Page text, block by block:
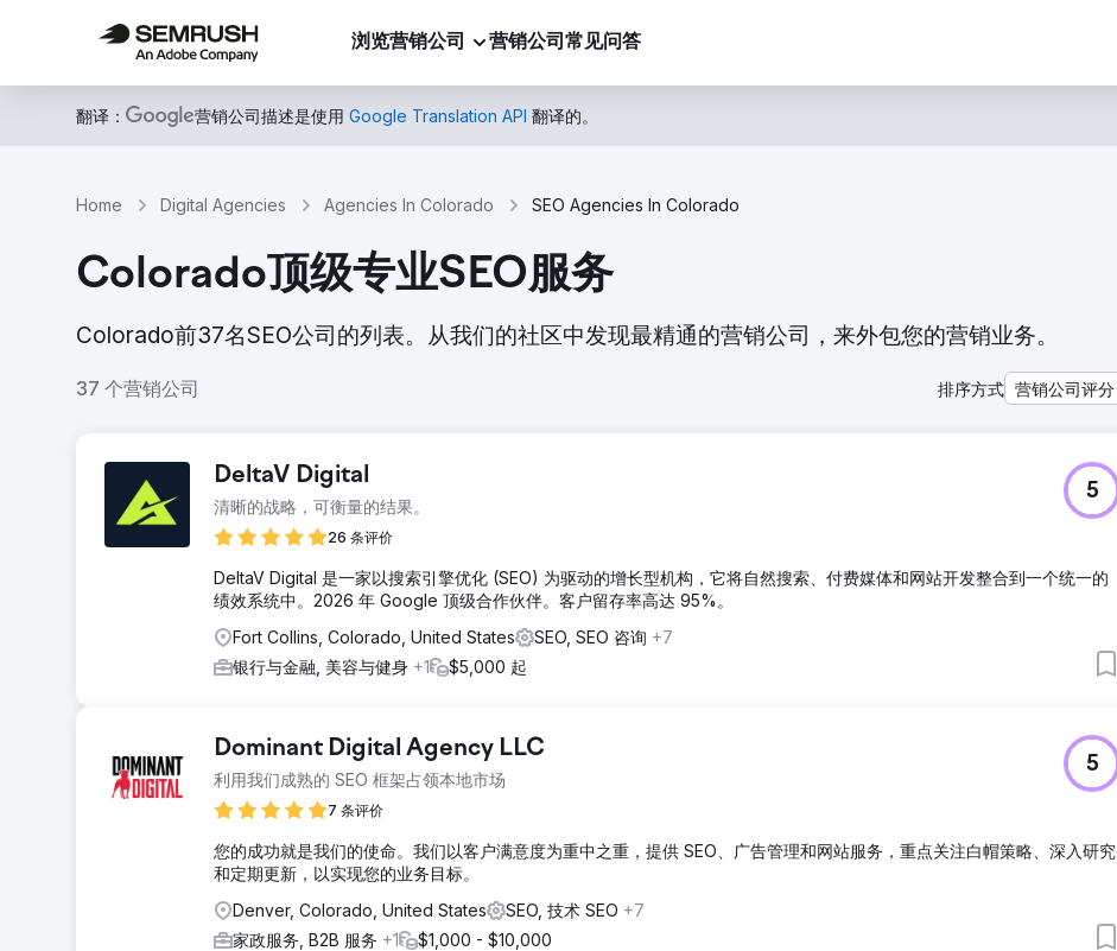
浏览营销公司 营销公司 常见问答
翻译： 营销公司描述是使用 Google Translation API 翻译的。
Home Digital Agencies Agencies In Colorado SEO Agencies In Colorado
Colorado顶级专业SEO服务
Colorado前37名SEO公司的列表。从我们的社区中发现最精通的营销公司，来外包您的营销业务。
37 个营销公司 排序方式 营销公司评分
DeltaV Digital
清晰的战略，可衡量的结果。
26 条评价
5
DeltaV Digital 是一家以搜索引擎优化 (SEO) 为驱动的增长型机构，它将自然搜索、付费媒体和网站开发整合到一个统一的
绩效系统中。2026 年 Google 顶级合作伙伴。客户留存率高达 95%。
Fort Collins, Colorado, United States
SEO, SEO 咨询 +7
银行与金融, 美容与健身 +1 $5,000 起
Dominant Digital Agency LLC
利用我们成熟的 SEO 框架占领本地市场
7 条评价
5
您的成功就是我们的使命。我们以客户满意度为重中之重，提供 SEO、广告管理和网站服务，重点关注白帽策略、深入研究
和定期更新，以实现您的业务目标。
Denver, Colorado, United States
SEO, 技术 SEO +7
家政服务, B2B 服务 +1 $1,000 - $10,000